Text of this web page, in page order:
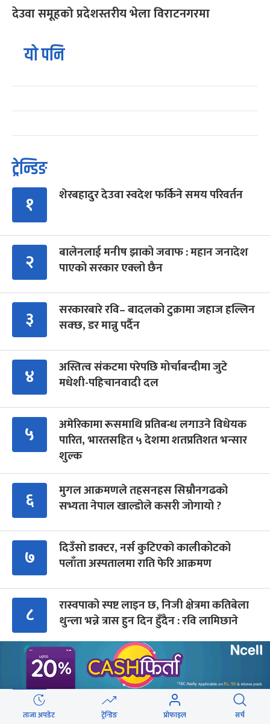
देउवा समूहको प्रदेशस्तरीय भेला विराटनगरमा
यो पनि
ट्रेन्डिङ
१ शेरबहादुर देउवा स्वदेश फर्किने समय परिवर्तन
२
बालेनलाई मनीष झाको जवाफ : महान जनादेश
पाएको सरकार एक्लो छैन
३
सरकारबारे रवि– बादलको टुक्रामा जहाज हल्लिन
सक्छ, डर मान्नु पर्दैन
४
अस्तित्व संकटमा परेपछि मोर्चाबन्दीमा जुटे
मधेशी-पहिचानवादी दल
५
अमेरिकामा रूसमाथि प्रतिबन्ध लगाउने विधेयक
पारित, भारतसहित ५ देशमा शतप्रतिशत भन्सार
शुल्क
६
मुगल आक्रमणले तहसनहस सिम्रौनगढको
सभ्यता नेपाल खाल्डोले कसरी जोगायो ?
७
दिउँसो डाक्टर, नर्स कुटिएको कालीकोटको
पलाँता अस्पतालमा राति फेरि आक्रमण
८
रास्वपाको स्पष्ट लाइन छ, निजी क्षेत्रमा कतिबेला
थुन्ला भन्ने त्रास हुन दिन हुँदैन : रवि लामिछाने
९
उहिलेको ‘बर्दीबास चोक’ अहिले मधेशकै
‘कनेक्टिभिटी हब’
ताजा अपडेट ट्रेन्डिङ प्रोफाइल सर्च